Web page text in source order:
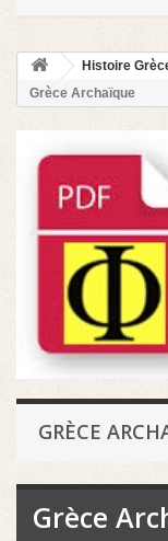
Histoire
Grèce Archaïque
GRÈCE
Grèce